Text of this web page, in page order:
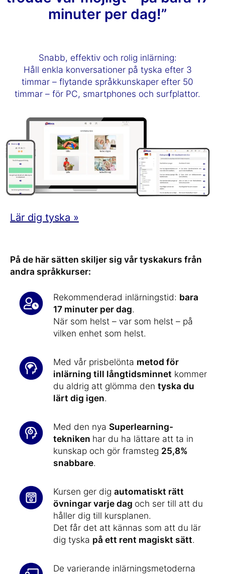
minuter per dag!”
Snabb, effektiv och rolig inlärning:
Håll enkla konversationer på tyska efter 3
timmar – flytande språkkunskaper efter 50
timmar – för PC, smartphones och surfplattor.
Lär dig tyska »
På de här sätten skiljer sig vår tyskakurs från
andra språkkurser:
Rekommenderad inlärningstid: bara
17 minuter per dag.
När som helst – var som helst – på
vilken enhet som helst.
Med vår prisbelönta metod för
inlärning till långtidsminnet kommer
du aldrig att glömma den tyska du
lärt dig igen.
Med den nya Superlearning-
tekniken har du ha lättare att ta in
kunskap och gör framsteg 25,8%
snabbare.
Kursen ger dig automatiskt rätt
övningar varje dag och ser till att du
håller dig till kursplanen.
Det får det att kännas som att du lär
dig tyska på ett rent magiskt sätt.
De varierande inlärningsmetoderna